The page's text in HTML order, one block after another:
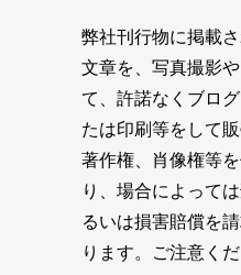
弊社刊行物に掲載
文章を、写真撮影
て、許諾なくブロ
たは印刷等をして
著作権、肖像権等
り、場合によって
るいは損害賠償を
ります。ご注意くだ